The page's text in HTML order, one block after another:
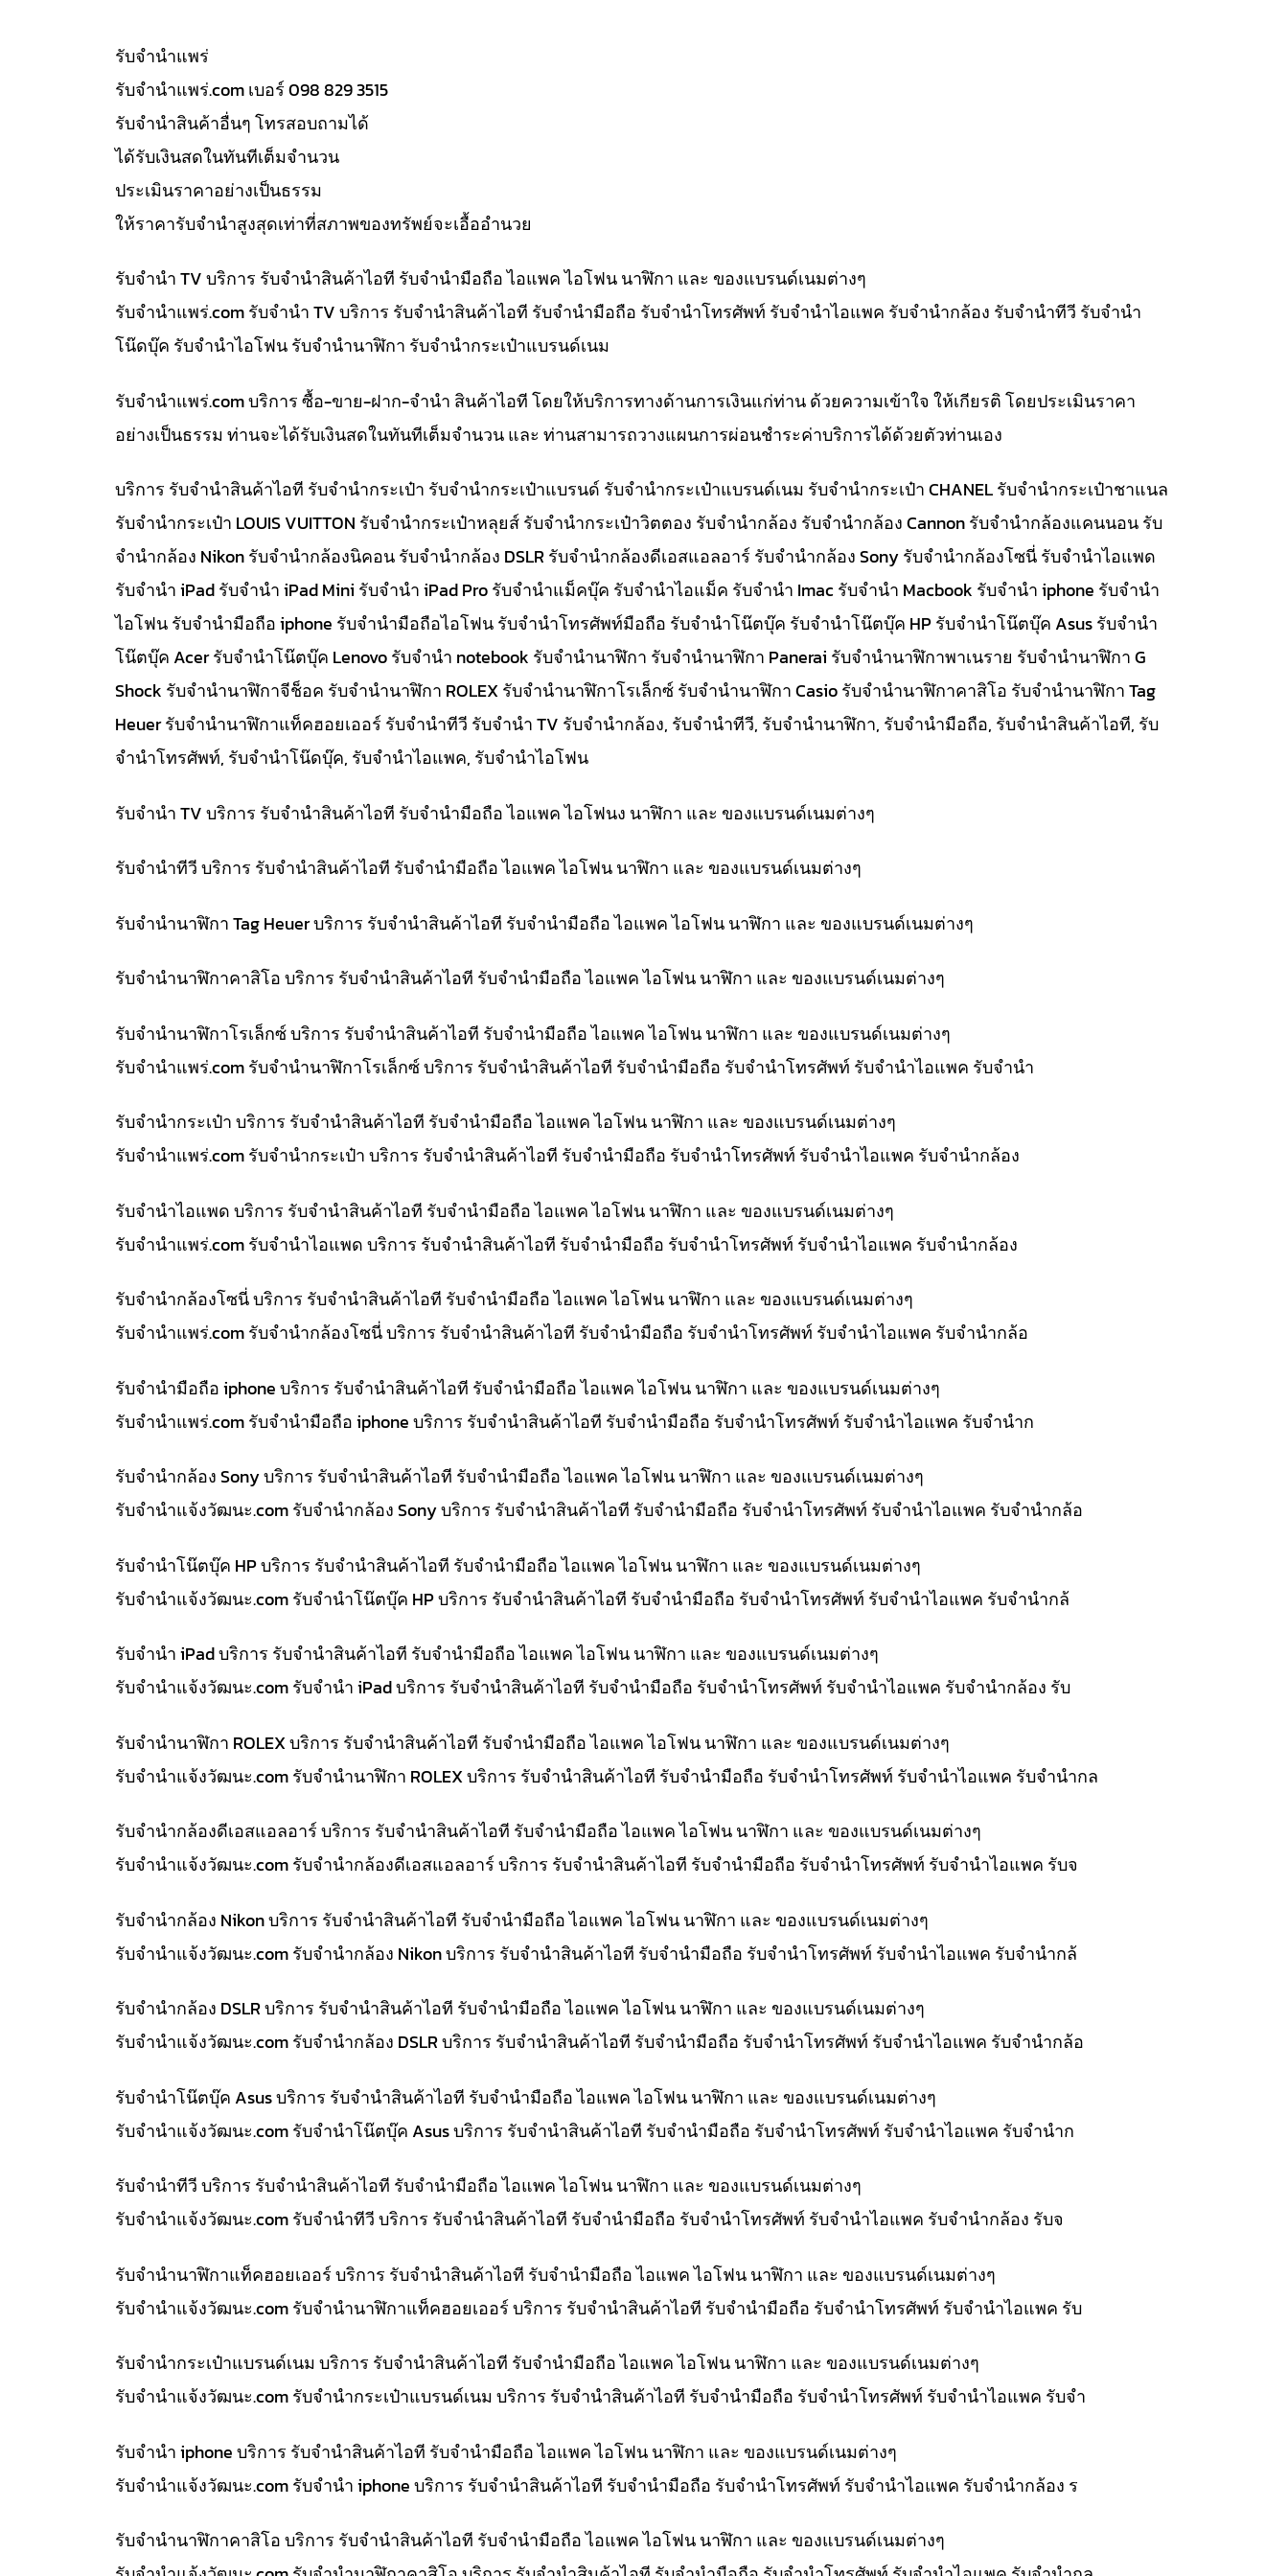
รับจํานำแพร่
รับจํานําแพร่.com เบอร์ 098 829 3515
รับจำนำสินค้าอื่นๆ โทรสอบถามได้
ได้รับเงินสดในทันทีเต็มจำนวน
ประเมินราคาอย่างเป็นธรรม
ให้ราคารับจำนำสูงสุดเท่าที่สภาพของทรัพย์จะเอื้ออำนวย
รับจำนำ TV บริการ รับจำนำสินค้าไอที รับจำนำมือถือ ไอแพค ไอโฟน นาฬิกา และ ของแบรนด์เนมต่างๆ
รับจํานําแพร่.com รับจำนำ TV บริการ รับจำนำสินค้าไอที รับจำนำมือถือ รับจำนำโทรศัพท์ รับจำนำไอแพค รับจำนำกล้อง รับจำนำทีวี รับจำนำ
โน๊ดบุ๊ค รับจำนำไอโฟน รับจำนำนาฬิกา รับจำนำกระเป๋าแบรนด์เนม
รับจํานําแพร่.com บริการ ซื้อ-ขาย-ฝาก-จำนำ สินค้าไอที โดยให้บริการทางด้านการเงินแก่ท่าน ด้วยความเข้าใจ ให้เกียรติ โดยประเมินราคา
อย่างเป็นธรรม ท่านจะได้รับเงินสดในทันทีเต็มจำนวน และ ท่านสามารถวางแผนการผ่อนชำระค่าบริการได้ด้วยตัวท่านเอง
บริการ รับจำนำสินค้าไอที รับจำนำกระเป๋า รับจำนำกระเป๋าแบรนด์ รับจำนำกระเป๋าแบรนด์เนม รับจำนำกระเป๋า CHANEL รับจำนำกระเป๋าชาแนล
รับจำนำกระเป๋า LOUIS VUITTON รับจำนำกระเป๋าหลุยส์ รับจำนำกระเป๋าวิตตอง รับจำนำกล้อง รับจำนำกล้อง Cannon รับจำนำกล้องแคนนอน รับ
จำนำกล้อง Nikon รับจำนำกล้องนิคอน รับจำนำกล้อง DSLR รับจำนำกล้องดีเอสแอลอาร์ รับจำนำกล้อง Sony รับจำนำกล้องโซนี่ รับจำนำไอแพด
รับจำนำ iPad รับจำนำ iPad Mini รับจำนำ iPad Pro รับจำนำแม็คบุ๊ค รับจำนำไอแม็ค รับจำนำ Imac รับจำนำ Macbook รับจำนำ iphone รับจำนำ
ไอโฟน รับจำนำมือถือ iphone รับจำนำมือถือไอโฟน รับจำนำโทรศัพท์มือถือ รับจำนำโน๊ตบุ๊ค รับจำนำโน๊ตบุ๊ค HP รับจำนำโน๊ตบุ๊ค Asus รับจำนำ
โน๊ตบุ๊ค Acer รับจำนำโน๊ตบุ๊ค Lenovo รับจำนำ notebook รับจำนำนาฬิกา รับจำนำนาฬิกา Panerai รับจำนำนาฬิกาพาเนราย รับจำนำนาฬิกา G
Shock รับจำนำนาฬิกาจีช็อค รับจำนำนาฬิกา ROLEX รับจำนำนาฬิกาโรเล็กซ์ รับจำนำนาฬิกา Casio รับจำนำนาฬิกาคาสิโอ รับจำนำนาฬิกา Tag
Heuer รับจำนำนาฬิกาแท็คฮอยเออร์ รับจำนำทีวี รับจำนำ TV รับจำนำกล้อง, รับจำนำทีวี, รับจำนำนาฬิกา, รับจำนำมือถือ, รับจำนำสินค้าไอที, รับ
จำนำโทรศัพท์, รับจำนำโน๊ดบุ๊ค, รับจำนำไอแพค, รับจำนำไอโฟน
รับจำนำ TV บริการ รับจำนำสินค้าไอที รับจำนำมือถือ ไอแพค ไอโฟนง นาฬิกา และ ของแบรนด์เนมต่างๆ
รับจำนำทีวี บริการ รับจำนำสินค้าไอที รับจำนำมือถือ ไอแพค ไอโฟน นาฬิกา และ ของแบรนด์เนมต่างๆ
รับจำนำนาฬิกา Tag Heuer บริการ รับจำนำสินค้าไอที รับจำนำมือถือ ไอแพค ไอโฟน นาฬิกา และ ของแบรนด์เนมต่างๆ
รับจำนำนาฬิกาคาสิโอ บริการ รับจำนำสินค้าไอที รับจำนำมือถือ ไอแพค ไอโฟน นาฬิกา และ ของแบรนด์เนมต่างๆ
รับจำนำนาฬิกาโรเล็กซ์ บริการ รับจำนำสินค้าไอที รับจำนำมือถือ ไอแพค ไอโฟน นาฬิกา และ ของแบรนด์เนมต่างๆ
รับจํานําแพร่.com รับจำนำนาฬิกาโรเล็กซ์ บริการ รับจำนำสินค้าไอที รับจำนำมือถือ รับจำนำโทรศัพท์ รับจำนำไอแพค รับจำนำ
รับจำนำกระเป๋า บริการ รับจำนำสินค้าไอที รับจำนำมือถือ ไอแพค ไอโฟน นาฬิกา และ ของแบรนด์เนมต่างๆ
รับจํานําแพร่.com รับจำนำกระเป๋า บริการ รับจำนำสินค้าไอที รับจำนำมือถือ รับจำนำโทรศัพท์ รับจำนำไอแพค รับจำนำกล้อง
รับจำนำไอแพด บริการ รับจำนำสินค้าไอที รับจำนำมือถือ ไอแพค ไอโฟน นาฬิกา และ ของแบรนด์เนมต่างๆ
รับจํานําแพร่.com รับจำนำไอแพด บริการ รับจำนำสินค้าไอที รับจำนำมือถือ รับจำนำโทรศัพท์ รับจำนำไอแพค รับจำนำกล้อง
รับจำนำกล้องโซนี่ บริการ รับจำนำสินค้าไอที รับจำนำมือถือ ไอแพค ไอโฟน นาฬิกา และ ของแบรนด์เนมต่างๆ
รับจํานําแพร่.com รับจำนำกล้องโซนี่ บริการ รับจำนำสินค้าไอที รับจำนำมือถือ รับจำนำโทรศัพท์ รับจำนำไอแพค รับจำนำกล้อ
รับจำนำมือถือ iphone บริการ รับจำนำสินค้าไอที รับจำนำมือถือ ไอแพค ไอโฟน นาฬิกา และ ของแบรนด์เนมต่างๆ
รับจํานําแพร่.com รับจำนำมือถือ iphone บริการ รับจำนำสินค้าไอที รับจำนำมือถือ รับจำนำโทรศัพท์ รับจำนำไอแพค รับจำนำก
รับจำนำกล้อง Sony บริการ รับจำนำสินค้าไอที รับจำนำมือถือ ไอแพค ไอโฟน นาฬิกา และ ของแบรนด์เนมต่างๆ
รับจํานําแจ้งวัฒนะ.com รับจำนำกล้อง Sony บริการ รับจำนำสินค้าไอที รับจำนำมือถือ รับจำนำโทรศัพท์ รับจำนำไอแพค รับจำนำกล้อ
รับจำนำโน๊ตบุ๊ค HP บริการ รับจำนำสินค้าไอที รับจำนำมือถือ ไอแพค ไอโฟน นาฬิกา และ ของแบรนด์เนมต่างๆ
รับจํานําแจ้งวัฒนะ.com รับจำนำโน๊ตบุ๊ค HP บริการ รับจำนำสินค้าไอที รับจำนำมือถือ รับจำนำโทรศัพท์ รับจำนำไอแพค รับจำนำกล้
รับจำนำ iPad บริการ รับจำนำสินค้าไอที รับจำนำมือถือ ไอแพค ไอโฟน นาฬิกา และ ของแบรนด์เนมต่างๆ
รับจํานําแจ้งวัฒนะ.com รับจำนำ iPad บริการ รับจำนำสินค้าไอที รับจำนำมือถือ รับจำนำโทรศัพท์ รับจำนำไอแพค รับจำนำกล้อง รับ
รับจำนำนาฬิกา ROLEX บริการ รับจำนำสินค้าไอที รับจำนำมือถือ ไอแพค ไอโฟน นาฬิกา และ ของแบรนด์เนมต่างๆ
รับจํานําแจ้งวัฒนะ.com รับจำนำนาฬิกา ROLEX บริการ รับจำนำสินค้าไอที รับจำนำมือถือ รับจำนำโทรศัพท์ รับจำนำไอแพค รับจำนำกล
รับจำนำกล้องดีเอสแอลอาร์ บริการ รับจำนำสินค้าไอที รับจำนำมือถือ ไอแพค ไอโฟน นาฬิกา และ ของแบรนด์เนมต่างๆ
รับจํานําแจ้งวัฒนะ.com รับจำนำกล้องดีเอสแอลอาร์ บริการ รับจำนำสินค้าไอที รับจำนำมือถือ รับจำนำโทรศัพท์ รับจำนำไอแพค รับจ
รับจำนำกล้อง Nikon บริการ รับจำนำสินค้าไอที รับจำนำมือถือ ไอแพค ไอโฟน นาฬิกา และ ของแบรนด์เนมต่างๆ
รับจํานําแจ้งวัฒนะ.com รับจำนำกล้อง Nikon บริการ รับจำนำสินค้าไอที รับจำนำมือถือ รับจำนำโทรศัพท์ รับจำนำไอแพค รับจำนำกล้
รับจำนำกล้อง DSLR บริการ รับจำนำสินค้าไอที รับจำนำมือถือ ไอแพค ไอโฟน นาฬิกา และ ของแบรนด์เนมต่างๆ
รับจํานําแจ้งวัฒนะ.com รับจำนำกล้อง DSLR บริการ รับจำนำสินค้าไอที รับจำนำมือถือ รับจำนำโทรศัพท์ รับจำนำไอแพค รับจำนำกล้อ
รับจำนำโน๊ตบุ๊ค Asus บริการ รับจำนำสินค้าไอที รับจำนำมือถือ ไอแพค ไอโฟน นาฬิกา และ ของแบรนด์เนมต่างๆ
รับจํานําแจ้งวัฒนะ.com รับจำนำโน๊ตบุ๊ค Asus บริการ รับจำนำสินค้าไอที รับจำนำมือถือ รับจำนำโทรศัพท์ รับจำนำไอแพค รับจำนำก
รับจำนำทีวี บริการ รับจำนำสินค้าไอที รับจำนำมือถือ ไอแพค ไอโฟน นาฬิกา และ ของแบรนด์เนมต่างๆ
รับจํานําแจ้งวัฒนะ.com รับจำนำทีวี บริการ รับจำนำสินค้าไอที รับจำนำมือถือ รับจำนำโทรศัพท์ รับจำนำไอแพค รับจำนำกล้อง รับจ
รับจำนำนาฬิกาแท็คฮอยเออร์ บริการ รับจำนำสินค้าไอที รับจำนำมือถือ ไอแพค ไอโฟน นาฬิกา และ ของแบรนด์เนมต่างๆ
รับจํานําแจ้งวัฒนะ.com รับจำนำนาฬิกาแท็คฮอยเออร์ บริการ รับจำนำสินค้าไอที รับจำนำมือถือ รับจำนำโทรศัพท์ รับจำนำไอแพค รับ
รับจำนำกระเป๋าแบรนด์เนม บริการ รับจำนำสินค้าไอที รับจำนำมือถือ ไอแพค ไอโฟน นาฬิกา และ ของแบรนด์เนมต่างๆ
รับจํานําแจ้งวัฒนะ.com รับจำนำกระเป๋าแบรนด์เนม บริการ รับจำนำสินค้าไอที รับจำนำมือถือ รับจำนำโทรศัพท์ รับจำนำไอแพค รับจำ
รับจำนำ iphone บริการ รับจำนำสินค้าไอที รับจำนำมือถือ ไอแพค ไอโฟน นาฬิกา และ ของแบรนด์เนมต่างๆ
รับจํานําแจ้งวัฒนะ.com รับจำนำ iphone บริการ รับจำนำสินค้าไอที รับจำนำมือถือ รับจำนำโทรศัพท์ รับจำนำไอแพค รับจำนำกล้อง ร
รับจำนำนาฬิกาคาสิโอ บริการ รับจำนำสินค้าไอที รับจำนำมือถือ ไอแพค ไอโฟน นาฬิกา และ ของแบรนด์เนมต่างๆ